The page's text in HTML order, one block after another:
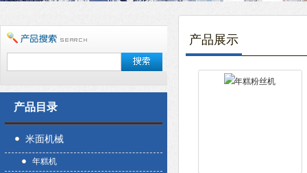
产品目录
米面机械
年糕机
产品展示